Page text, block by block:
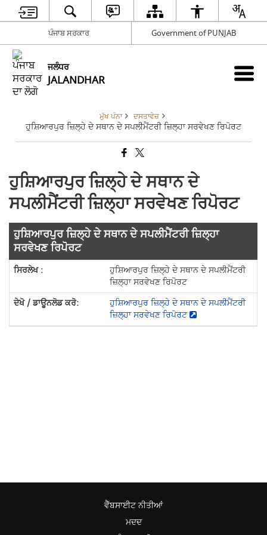
ਪੰਜਾਬ ਸਰਕਾਰ Government of PUNJAB
ਜਲੰਧਰ
JALANDHAR
ਮੁੱਖ ਪੰਨਾ ਦਸਤਾਵੇਜ਼
ਹੁਸ਼ਿਆਰਪੁਰ ਜ਼ਿਲ੍ਹੇ ਦੇ ਸਥਾਨ ਦੇ ਸਪਲੀਮੈਂਟਰੀ ਜ਼ਿਲ੍ਹਾ ਸਰਵੇਖਣ ਰਿਪੋਰਟ
ਹੁਸ਼ਿਆਰਪੁਰ ਜ਼ਿਲ੍ਹੇ ਦੇ ਸਥਾਨ ਦੇ
ਸਪਲੀਮੈਂਟਰੀ ਜ਼ਿਲ੍ਹਾ ਸਰਵੇਖਣ ਰਿਪੋਰਟ
ਹੁਸ਼ਿਆਰਪੁਰ ਜ਼ਿਲ੍ਹੇ ਦੇ ਸਥਾਨ ਦੇ ਸਪਲੀਮੈਂਟਰੀ ਜ਼ਿਲ੍ਹਾ
ਸਰਵੇਖਣ ਰਿਪੋਰਟ
ਹੁਸ਼ਿਆਰਪੁਰ ਜ਼ਿਲ੍ਹੇ ਦੇ ਸਥਾਨ ਦੇ ਸਪਲੀਮੈਂਟਰੀ
ਜ਼ਿਲ੍ਹਾ ਸਰਵੇਖਣ ਰਿਪੋਰਟ
ਹੁਸ਼ਿਆਰਪੁਰ ਜ਼ਿਲ੍ਹੇ ਦੇ ਸਥਾਨ ਦੇ ਸਪਲੀਮੈਂਟਰੀ
ਜ਼ਿਲ੍ਹਾ ਸਰਵੇਖਣ ਰਿਪੋਰਟ
ਵੈੱਬਸਾਈਟ ਨੀਤੀਆਂ
ਮਦਦ